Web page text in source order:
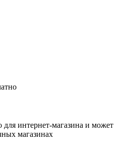
для интернет-магазина и может
магазинах